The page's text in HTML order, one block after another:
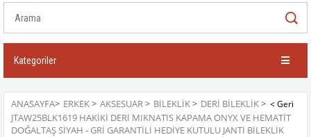
Kategoriler
ANASAYFA> ERKEK> AKSESUAR> BILEKLIK> DERI BILEKLIK>
JTAW25BLK1619 HAKİKİ DERİ MIKNATIS KAPAMA ONYX VE HEMATİT
DOĞALTAŞ SİYAH - GRİ GARANTİLİ HEDİYE KUTULU JANTİ BİLEKLİK